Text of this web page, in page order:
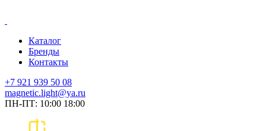
Каталог
Бренды
Контакты
+7 921 939 50 08
magnetic.light@ya.ru
ПН-ПТ: 10:00 18:00